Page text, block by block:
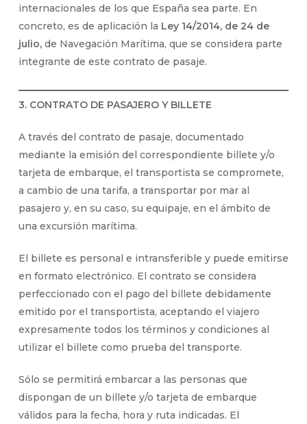
internacionales de los que España sea parte. En
concreto, es de aplicación la Ley 14/2014, de 24 de
julio,de Navegación Marítima, que se considera parte
integrante de este contrato de pasaje.
3. CONTRATO DE PASAJERO Y BILLETE
A través del contrato de pasaje, documentado
mediante la emisión del correspondiente billete y/o
tarjeta de embarque, el transportista se compromete,
a cambio de una tarifa, a transportar por mar al
pasajero y, en su caso, su equipaje, en el ámbito de
una excursión marítima.
El billete es personal e intransferible y puede emitirse
en formato electrónico. El contrato se considera
perfeccionado con el pago del billete debidamente
emitido por el transportista, aceptando el viajero
expresamente todos los términos y condiciones al
utilizar el billete como prueba del transporte.
Sólo se permitirá embarcar a las personas que
dispongan de un billete y/o tarjeta de embarque
válidos para la fecha, hora y ruta indicadas. El